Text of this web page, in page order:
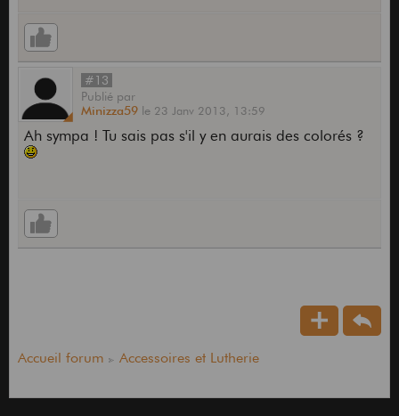
#13
Publié par
Minizza59 le 23 Janv 2013, 13:59
Ah sympa ! Tu sais pas s'il y en aurais des colorés ?
Accueil forum Accessoires et Lutherie